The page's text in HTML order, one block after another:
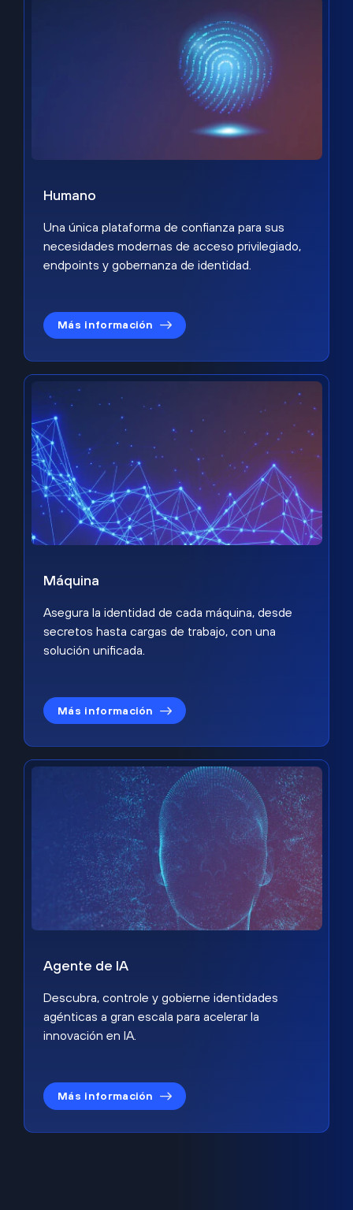
Humano
Una única plataforma de confianza para sus
necesidades modernas de acceso privilegiado,
endpoints y gobernanza de identidad.
Más información
Máquina
Asegura la identidad de cada máquina, desde
secretos hasta cargas de trabajo, con una
solución unificada.
Más información
Agente de IA
Descubra, controle y gobierne identidades
agénticas a gran escala para acelerar la
innovación en IA.
Más información